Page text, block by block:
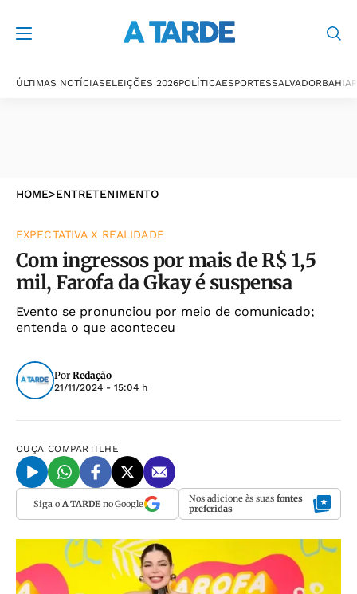
ÚLTIMAS NOTÍCIASELEIÇÕES 2026POLÍTICAESPORTESSALVADORBAHIA
HOME>ENTRETENIMENTO
EXPECTATIVA X REALIDADE
Com ingressos por mais de R$ 1,5
mil, Farofa da Gkay é suspensa
Evento se pronunciou por meio de comunicado;
entenda o que aconteceu
Por Redação
21/11/2024 - 15:04 h
OUÇA COMPARTILHE
Siga o A TARDEno Google Nos adicione às suas fontes
preferidas